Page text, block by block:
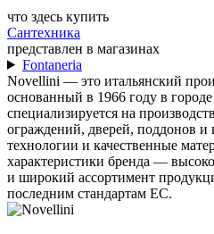
что здесь купить
Сантехника
представлен в магазинах
Fontaneria
Novellini — это итальянский
основанный в 1966 году в
специализируется на
ограждений, дверей, поддонов и
технологии и качественные
характеристики бренда —
и широкий ассортимент
последним стандартам ЕС.